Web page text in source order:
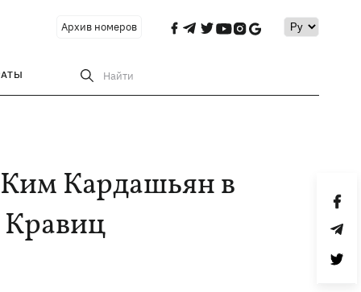
Архив номеров
Найти
Кардашьян в
Кравиц